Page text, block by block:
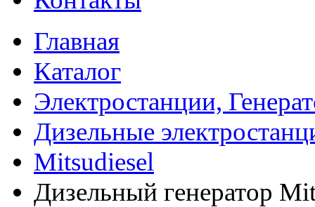
Главная
Каталог
Электростанции,
Дизельные
Mitsudiesel
Дизельный генератор